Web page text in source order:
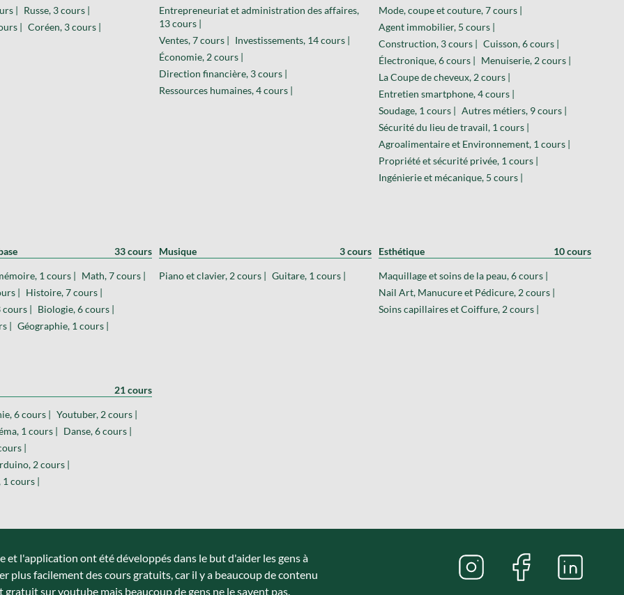
| Russe, 3 cours |
| Coréen, 3 cours |
Entrepreneuriat et administration des affaires,
13 cours |
Ventes, 7 cours | Investissements, 14 cours |
Économie, 2 cours |
Direction financière, 3 cours |
Ressources humaines, 4 cours |
Mode, coupe et couture, 7 cours |
Agent immobilier, 5 cours |
Construction, 3 cours | Cuisson, 6 cours |
Électronique, 6 cours | Menuiserie, 2 cours |
La Coupe de cheveux, 2 cours |
Entretien smartphone, 4 cours |
Soudage, 1 cours | Autres métiers, 9 cours |
Sécurité du lieu de travail, 1 cours |
Agroalimentaire et Environnement, 1 cours |
Propriété et sécurité privée, 1 cours |
Ingénierie et mécanique, 5 cours |
33 cours
1 cours | Math, 7 cours |
| Histoire, 7 cours |
cours | Biologie, 6 cours |
| Géographie, 1 cours |
Musique 3 cours
Piano et clavier, 2 cours | Guitare, 1 cours |
Esthétique 10 cours
Maquillage et soins de la peau, 6 cours |
Nail Art, Manucure et Pédicure, 2 cours |
Soins capillaires et Coiffure, 2 cours |
21 cours
6 cours | Youtuber, 2 cours |
1 cours | Danse, 6 cours |
|
2 cours |
1 cours |
et l'application ont été développés dans le but d'aider les gens à
plus facilement des cours gratuits, car il y a beaucoup de contenu
gratuit sur youtube mais beaucoup de gens ne le savent pas.